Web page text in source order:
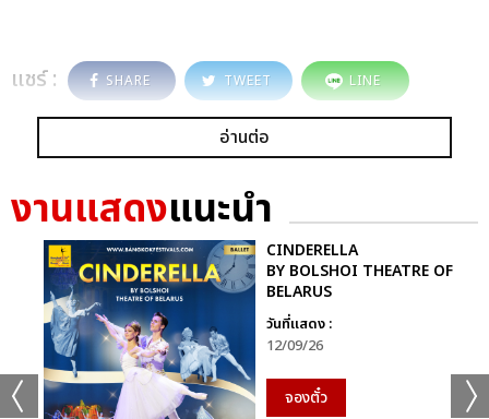
แชร์ : SHARE TWEET LINE
อ่านต่อ
งานแสดงแนะนำ
CINDERELLA
BY BOLSHOI THEATRE OF
BELARUS
วันที่แสดง :
12/09/26
จองตั๋ว